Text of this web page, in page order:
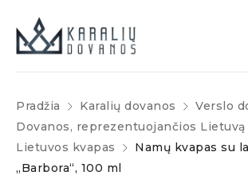
Pradžia Karalių dovanos
Verslo
Dovanos, reprezentuojančios Lietuvą
Lietuvos kvapas
Namų kvapas su
„Barbora“, 100 ml